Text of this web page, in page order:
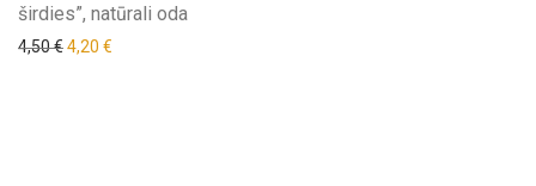
širdies”, natūrali oda
4,50€Original price was: 4,50 €.
4,20 €